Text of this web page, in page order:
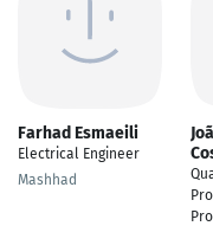
Farhad Esmaeili
Electrical Engineer
Mashhad